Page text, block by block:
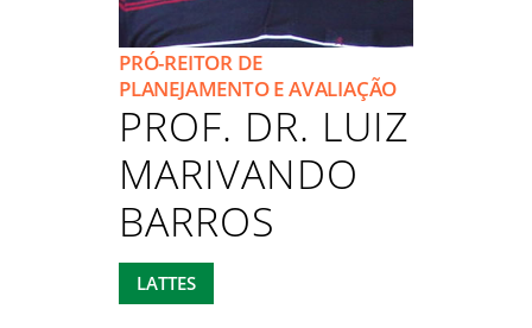
PRÓ-REITOR DE
PLANEJAMENTO E AVALIAÇÃO
PROF. DR. LUIZ
MARIVANDO
BARROS
LATTES